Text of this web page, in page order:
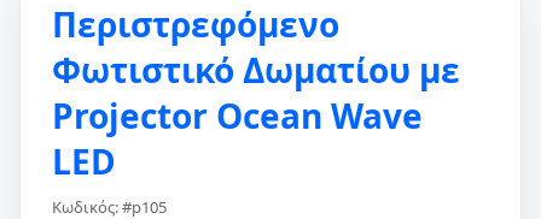
Περιστρεφόμενο
Φωτιστικό Δωματίου με
Projector Ocean Wave
LED
Κωδικός: #p105